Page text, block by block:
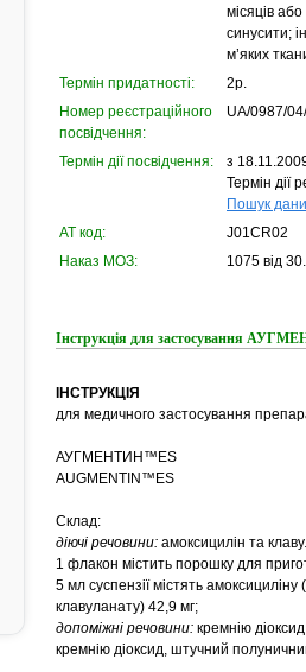
місяців
синусити;
м’яких
Термін придатності:
2р.
Номер реєстраційного
посвідчення:
UA/0987/
Термін дії посвідчення:
з
Термін дії
Пошук
АТ код:
J01CR02
Наказ МОЗ:
1075 від
Інструкція для застосування
ІНСТРУКЦІЯ
для медичного застосування
АУГМЕНТИН™ES
AUGMENTIN™ES
Склад:
діючі речовини: амоксицилін та
1 флакон містить порошку для
5 мл суспензії містять
клавуланату) 42,9 мг;
допоміжні речовини: кремнію
кремнію діоксид, штучний